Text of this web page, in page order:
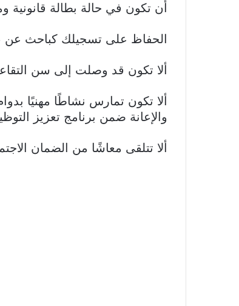
أن تكون في حالة بطالة
الحفاظ على تسجيلك كباحث عن
ألا تكون قد وصلت إلى سن
ألا تكون تمارس نشاطًا مهنيًا
والإعانة ضمن برنامج تعزيز
ألا تتلقى معاشًا من الضمان